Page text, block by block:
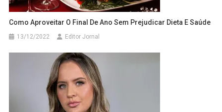
Como Aproveitar O Final De Ano Sem Prejudicar Dieta E Saúde
13/12/2022 Editor Jornal